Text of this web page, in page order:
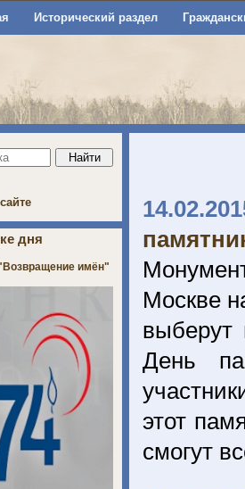
Исторический раздел
Москве
выберут
День
этот
смогут
дня
имён"